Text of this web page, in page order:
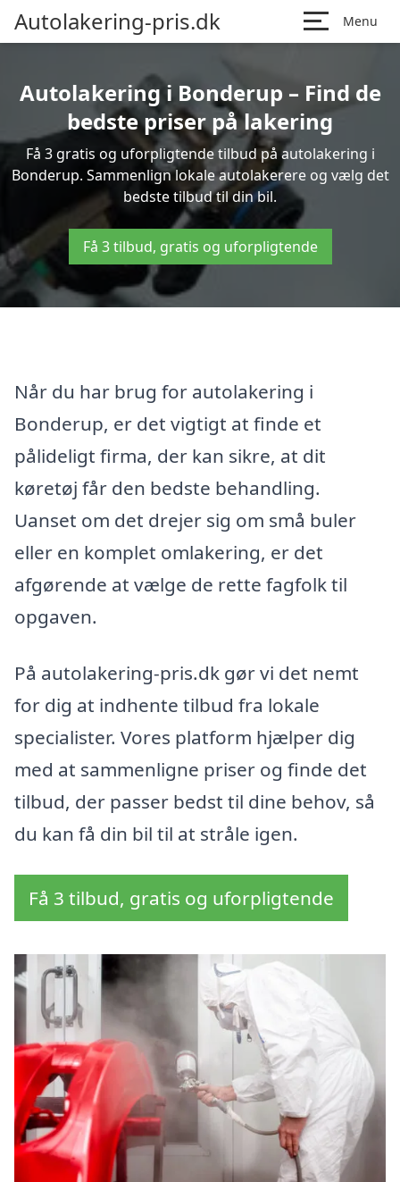
Autolakering-pris.dk Menu
Autolakering i Bonderup – Find de
bedste priser på lakering
Få 3 gratis og uforpligtende tilbud på autolakering i
Bonderup. Sammenlign lokale autolakerere og vælg det
bedste tilbud til din bil.
Få 3 tilbud, gratis og uforpligtende
Når du har brug for autolakering i
Bonderup, er det vigtigt at finde et
pålideligt firma, der kan sikre, at dit
køretøj får den bedste behandling.
Uanset om det drejer sig om små buler
eller en komplet omlakering, er det
afgørende at vælge de rette fagfolk til
opgaven.
På autolakering-pris.dk gør vi det nemt
for dig at indhente tilbud fra lokale
specialister. Vores platform hjælper dig
med at sammenligne priser og finde det
tilbud, der passer bedst til dine behov, så
du kan få din bil til at stråle igen.
Få 3 tilbud, gratis og uforpligtende